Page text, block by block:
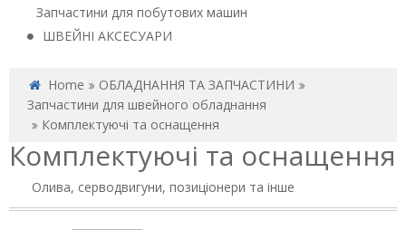
Запчастини для побутових машин
ШВЕЙНІ АКСЕСУАРИ
Home
ОБЛАДНАННЯ ТА ЗАПЧАСТИНИ
Запчастини для швейного обладнання
Комплектуючі та оснащення
Комплектуючі та оснащення
Олива, серводвигуни, позиціонери та інше